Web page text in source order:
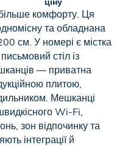
комфорту. Ця
та обладнана
см. У номері є містка
стіл із
— приватна
плитою,
Мешканці
Wi-Fi,
зон відпочинку та
інтеграції й